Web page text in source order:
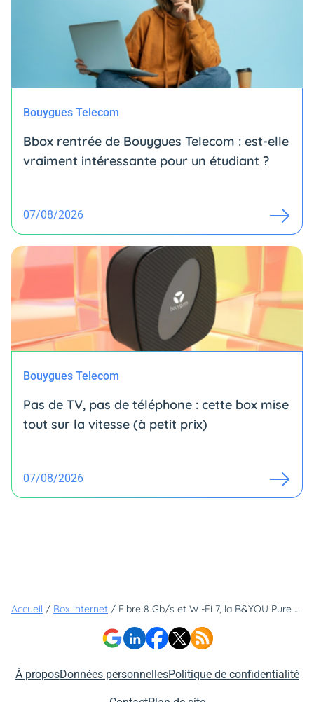
Bouygues Telecom
Bbox rentrée de Bouygues Telecom : est-elle
vraiment intéressante pour un étudiant ?
07/08/2026
Bouygues Telecom
Pas de TV, pas de téléphone : cette box mise
tout sur la vitesse (à petit prix)
07/08/2026
Accueil / Box internet / Fibre 8 Gb/s et Wi-Fi 7, la B&YOU Pure fibre prouve que les services premium ne sont pas réservés à l'élite
À proposDonnées personnellesPolitique de confidentialité